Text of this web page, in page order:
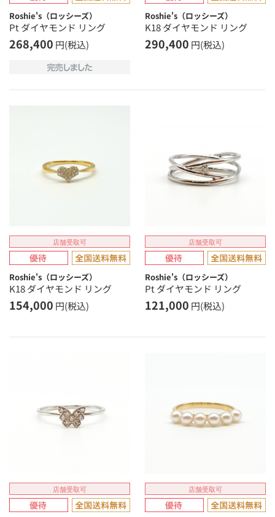
Roshie's（ロッシーズ）
Pt ダイヤモンド リング
268,400 円(税込)
Roshie's（ロッシーズ）
K18 ダイヤモンド リング
290,400 円(税込)
店舗受取可
Roshie's（ロッシーズ）
K18 ダイヤモンド リング
154,000 円(税込)
店舗受取可
Roshie's（ロッシーズ）
Pt ダイヤモンド リング
121,000 円(税込)
店舗受取可 店舗受取可